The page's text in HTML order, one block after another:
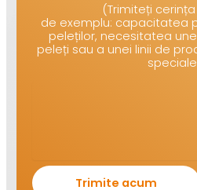
(Trimiteți cerința
de exemplu: capacitatea
peleților, necesitatea
peleți sau a unei linii de